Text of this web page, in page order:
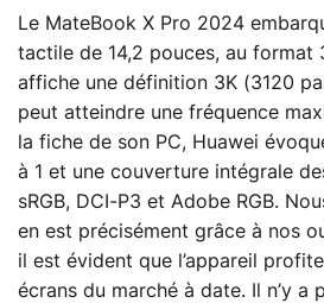
Le MateBook X Pro 2024
tactile de 14,2 pouces, au format
affiche une définition 3K (3120
peut atteindre une fréquence
la fiche de son PC, Huawei
à 1 et une couverture intégrale
sRGB, DCI-P3 et Adobe RGB.
en est précisément grâce à nos
il est évident que l’appareil
écrans du marché à date. Il n’y a